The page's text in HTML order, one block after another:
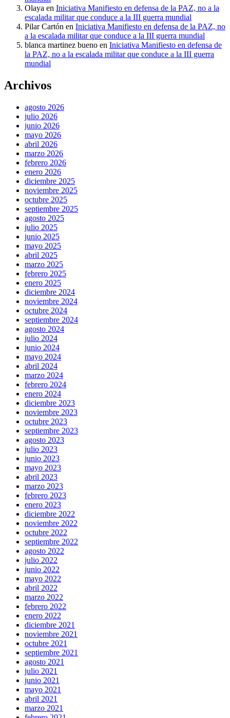
Olaya en Iniciativa Manifiesto en defensa de la PAZ, no a la
escalada militar que conduce a la III guerra mundial
Pilar Cartón en Iniciativa Manifiesto en defensa de la PAZ, no
a la escalada militar que conduce a la III guerra mundial
blanca martinez bueno en Iniciativa Manifiesto en defensa de
la PAZ, no a la escalada militar que conduce a la III guerra
mundial
Archivos
agosto 2026
julio 2026
junio 2026
mayo 2026
abril 2026
marzo 2026
febrero 2026
enero 2026
diciembre 2025
noviembre 2025
octubre 2025
septiembre 2025
agosto 2025
julio 2025
junio 2025
mayo 2025
abril 2025
marzo 2025
febrero 2025
enero 2025
diciembre 2024
noviembre 2024
octubre 2024
septiembre 2024
agosto 2024
julio 2024
junio 2024
mayo 2024
abril 2024
marzo 2024
febrero 2024
enero 2024
diciembre 2023
noviembre 2023
octubre 2023
septiembre 2023
agosto 2023
julio 2023
junio 2023
mayo 2023
abril 2023
marzo 2023
febrero 2023
enero 2023
diciembre 2022
noviembre 2022
octubre 2022
septiembre 2022
agosto 2022
julio 2022
junio 2022
mayo 2022
abril 2022
marzo 2022
febrero 2022
enero 2022
diciembre 2021
noviembre 2021
octubre 2021
septiembre 2021
agosto 2021
julio 2021
junio 2021
mayo 2021
abril 2021
marzo 2021